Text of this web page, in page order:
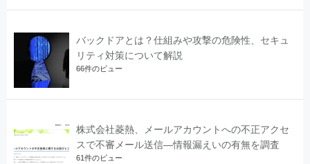
バックドアとは？仕組みや攻撃の危険性、セキュ
リティ対策について解説
66件のビュー
株式会社菱熱、メールアカウントへの不正アクセ
スで不審メール送信―情報漏えいの有無を調査
61件のビュー